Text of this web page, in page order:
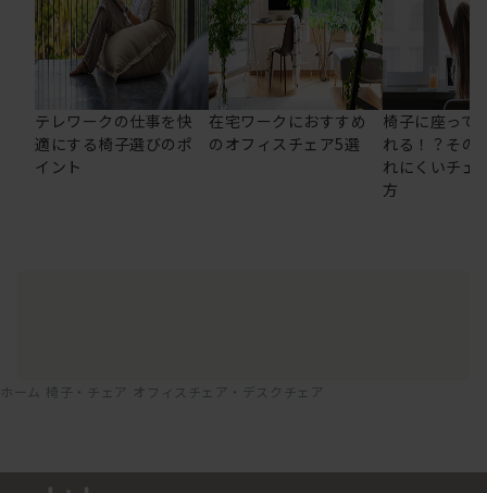
テレワークの仕事を快
適にする椅子選びのポ
イント
在宅ワークにおすすめ
のオフィスチェア5選
椅子に座って
れる！？その
れにくいチェ
方
ホーム 椅子・チェア オフィスチェア・デスクチェア